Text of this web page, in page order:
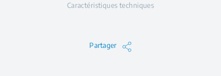
Caractéristiques techniques
Partager